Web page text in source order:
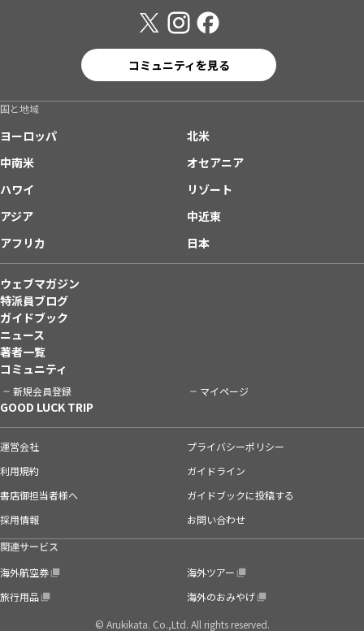
コミュニティを見る
国と地域
ヨーロッパ
北米
中南米
オセアニア
ハワイ
リゾート
アジア
中近東
アフリカ
日本
ウェブマガジン
特派員ブログ
ガイドブック
ニュース
著者一覧
コミュニティ
新規会員登録 マイページ
GOOD LUCK TRIP
運営会社
プライバシーポリシー
利用規約
ガイドライン
書店御担当者様へ
ガイドブックに投稿する
採用情報
お問い合わせ
関連サービス
海外航空券
海外ツアー
旅行用品
海外のおみやげ
© Arukikata. Co.,Ltd. All rights reserved.